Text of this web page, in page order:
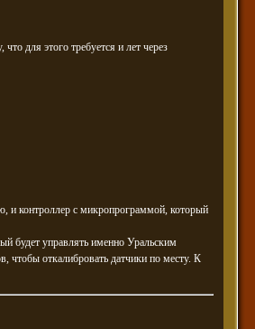
для этого требуется и лет через
и контроллер с микропрограммой, который
будет управлять именно Уральским
чтобы откалибровать датчики по месту. К